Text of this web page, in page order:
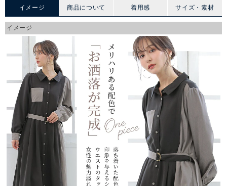
イメージ 商品について 着用感 サイズ・素材
イメージ